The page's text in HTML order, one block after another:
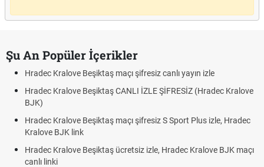
Şu An Popüler İçerikler
Hradec Kralove Beşiktaş maçı şifresiz canlı yayın izle
Hradec Kralove Beşiktaş CANLI İZLE ŞİFRESİZ (Hradec Kralove
BJK)
Hradec Kralove Beşiktaş maçı şifresiz S Sport Plus izle, Hradec
Kralove BJK link
Hradec Kralove Beşiktaş ücretsiz izle, Hradec Kralove BJK maçı
canlı linki